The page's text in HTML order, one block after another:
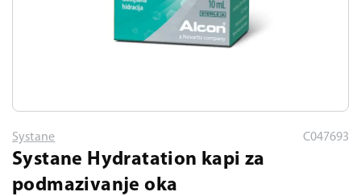
Systane C047693
Systane Hydratation kapi za
podmazivanje oka